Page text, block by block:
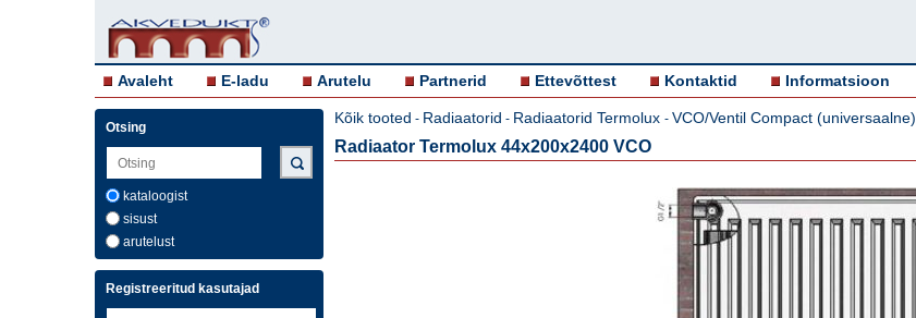
Avaleht E-ladu Arutelu Partnerid Ettevõttest Kontaktid Informatsioon
Otsing
kataloogist
sisust
arutelust
Registreeritud kasutajad
Kõik tooted - Radiaatorid - Radiaatorid Termolux - VCO/Ventil Compact (universaalne)
Radiaator Termolux 44x200x2400 VCO